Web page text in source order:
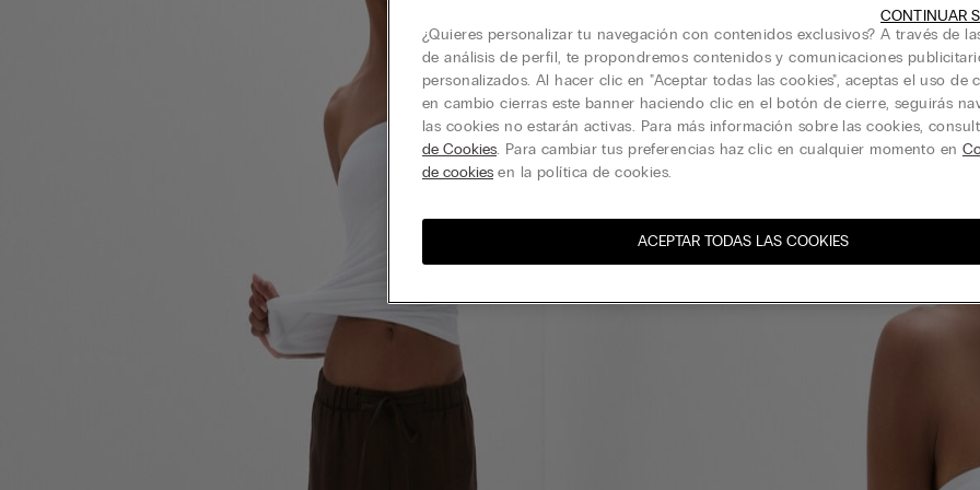
¿Quieres personalizar tu navegación con contenidos exclusivos? A través de
de análisis de perfil, te propondremos contenidos y comunicaciones
personalizados. Al hacer clic en "Aceptar todas las cookies", aceptas el uso de
en cambio cierras este banner haciendo clic en el botón de cierre, seguirás
las cookies no estarán activas. Para más información sobre las cookies,
de Cookies. Para cambiar tus preferencias haz clic en cualquier momento en
de cookies en la política de cookies.
ACEPTAR TODAS LAS COOKIES
CONTINUAR